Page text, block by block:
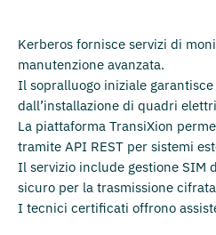
Kerberos fornisce servizi di
manutenzione avanzata.
Il sopralluogo iniziale
dall’installazione di quadri
La piattaforma TransiXion
tramite API REST per sistemi
Il servizio include gestione SIM
sicuro per la trasmissione
I tecnici certificati offrono